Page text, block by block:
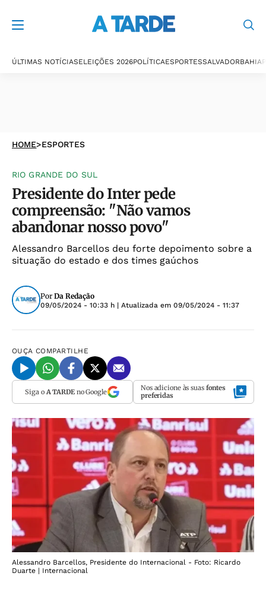
ÚLTIMAS NOTÍCIASELEIÇÕES 2026POLÍTICAESPORTESSALVADORBAHIA
HOME>ESPORTES
RIO GRANDE DO SUL
Presidente do Inter pede
compreensão: "Não vamos
abandonar nosso povo"
Alessandro Barcellos deu forte depoimento sobre a
situação do estado e dos times gaúchos
Por Da Redação
09/05/2024 - 10:33 h | Atualizada em 09/05/2024 - 11:37
OUÇA COMPARTILHE
Siga o A TARDEno Google Nos adicione às suas fontes
preferidas
Alessandro Barcellos, Presidente do Internacional - Foto: Ricardo
Duarte | Internacional